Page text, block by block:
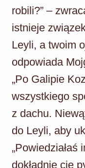
robili?” –
istnieje
Leyli, a twoim
odpowiada
„Po Galipie
wszystkiego
z dachu.
do Leyli, aby
„Powiedziałaś
dokładnie cię